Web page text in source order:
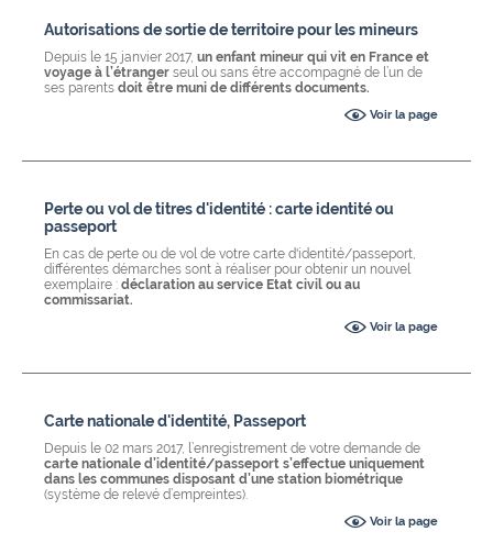
Autorisations de sortie de territoire pour les mineurs
Depuis le 15 janvier 2017, un enfant mineur qui vit en France et
voyage à l’étranger seul ou sans être accompagné de l’un de
ses parents doit être muni de différents documents.
Voir la page
Perte ou vol de titres d'identité : carte identité ou
passeport
En cas de perte ou de vol de votre carte d'identité/passeport,
différentes démarches sont à réaliser pour obtenir un nouvel
exemplaire : déclaration au service Etat civil ou au
commissariat.
Voir la page
Carte nationale d'identité, Passeport
Depuis le 02 mars 2017, l’enregistrement de votre demande de
carte nationale d’identité/passeport s’effectue uniquement
dans les communes disposant d’une station biométrique
(système de relevé d’empreintes).
Voir la page